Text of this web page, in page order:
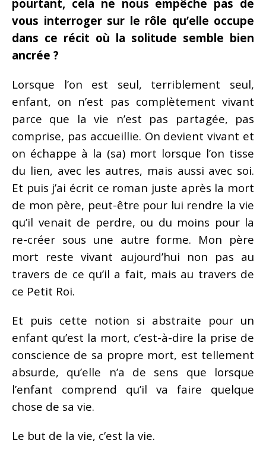
pourtant, cela ne nous empêche pas de
vous interroger sur le rôle qu’elle occupe
dans ce récit où la solitude semble bien
ancrée ?
Lorsque l’on est seul, terriblement seul,
enfant, on n’est pas complètement vivant
parce que la vie n’est pas partagée, pas
comprise, pas accueillie. On devient vivant et
on échappe à la (sa) mort lorsque l’on tisse
du lien, avec les autres, mais aussi avec soi.
Et puis j’ai écrit ce roman juste après la mort
de mon père, peut-être pour lui rendre la vie
qu’il venait de perdre, ou du moins pour la
re-créer sous une autre forme. Mon père
mort reste vivant aujourd’hui non pas au
travers de ce qu’il a fait, mais au travers de
ce Petit Roi.
Et puis cette notion si abstraite pour un
enfant qu’est la mort, c’est-à-dire la prise de
conscience de sa propre mort, est tellement
absurde, qu’elle n’a de sens que lorsque
l’enfant comprend qu’il va faire quelque
chose de sa vie.
Le but de la vie, c’est la vie.